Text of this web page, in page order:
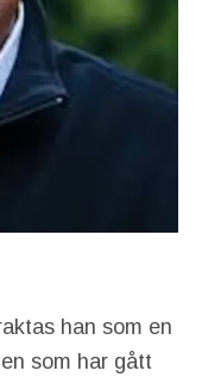
han som en
som har gått